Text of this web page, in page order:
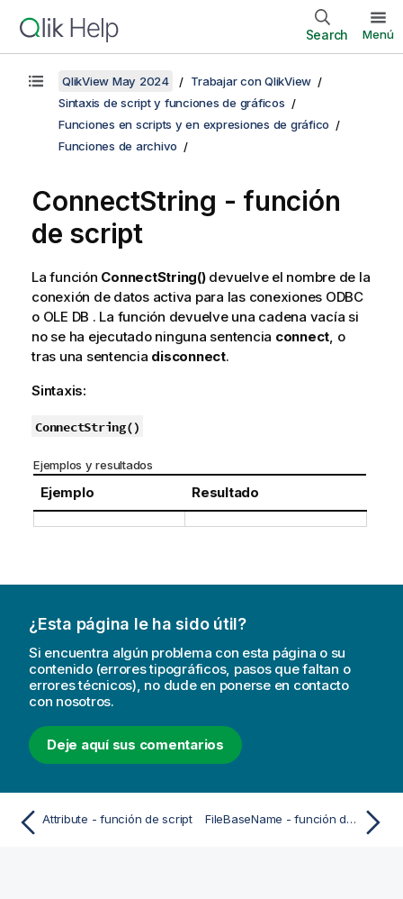
Search Menú
QlikView May 2024
Trabajar con QlikView
Sintaxis de script y funciones de gráficos
Funciones en scripts y en expresiones de gráfico
Funciones de archivo
ConnectString - función
de script
La función ConnectString()devuelve el nombre de la
conexión de datos activa para las conexiones ODBC
o OLE DB . La función devuelve una cadena vacía si
no se ha ejecutado ninguna sentencia connect, o
tras una sentencia disconnect.
Sintaxis:
ConnectString()
Ejemplos y resultados
Ejemplo Resultado
¿Esta página le ha sido útil?
Si encuentra algún problema con esta página o su
contenido (errores tipográficos, pasos que faltan o
errores técnicos), no dude en ponerse en contacto
con nosotros.
Deje aquí sus comentarios
Attribute - función de script FileBaseName - función de script